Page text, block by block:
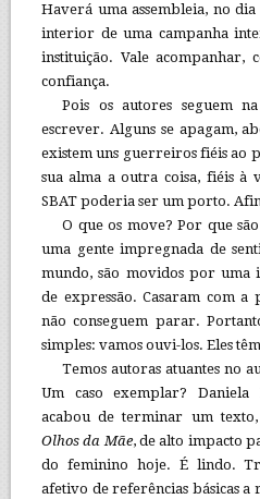
Haverá uma assembleia, no
interior de uma campanha
instituição. Vale
confiança.
Pois os autores seguem
escrever. Alguns se apagam,
existem uns guerreiros fiéis ao
sua alma a outra coisa, fiéis à
SBAT poderia ser um porto.
O que os move? Por que
uma gente impregnada de
mundo, são movidos por uma
de expressão. Casaram com a
não conseguem parar.
simples: vamos ouvi-los. Eles
Temos autoras atuantes no
Um caso exemplar?
acabou de terminar um
Olhos da Mãe, de alto impacto
do feminino hoje. É lindo.
afetivo de referências básicas a